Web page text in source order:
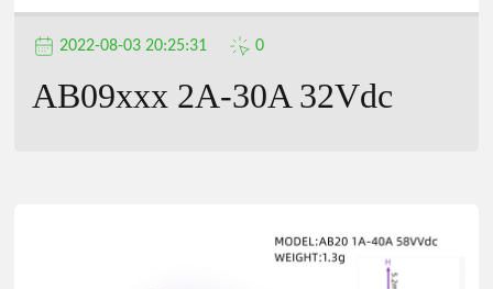
2022-08-03 20:25:31 0
AB09xxx 2A-30A 32Vdc